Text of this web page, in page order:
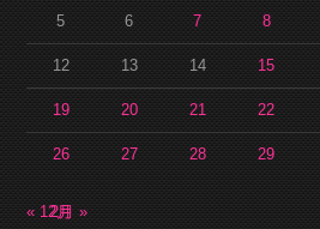
5 6 7 8
12 13 14 15
19 20 21 22
26 27 28 29
« 12月2月 »